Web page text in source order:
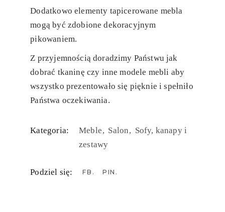
Dodatkowo elementy tapicerowane mebla
mogą być zdobione dekoracyjnym
pikowaniem.
Z przyjemnością doradzimy Państwu jak
dobrać tkaninę czy inne modele mebli aby
wszystko prezentowało się pięknie i spełniło
Państwa oczekiwania.
Kategoria: Meble Salon Sofy, kanapy i
zestawy
Podziel się: FB PIN